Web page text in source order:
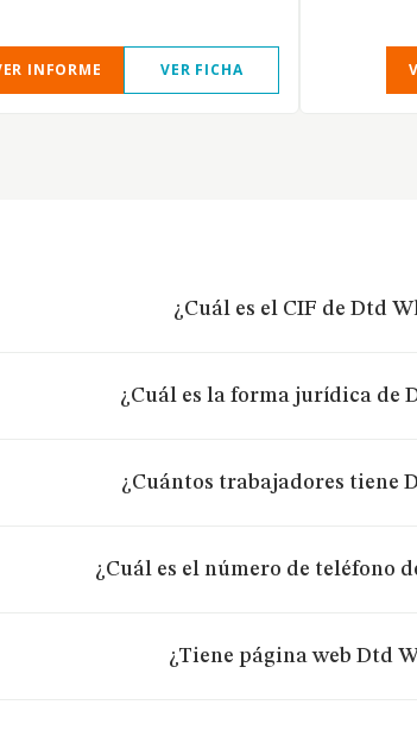
INFORME VER FICHA
¿Cuál es el CIF de Dtd
¿Cuál es la forma jurídica de
¿Cuántos trabajadores tiene
¿Cuál es el número de teléfono
¿Tiene página web Dtd